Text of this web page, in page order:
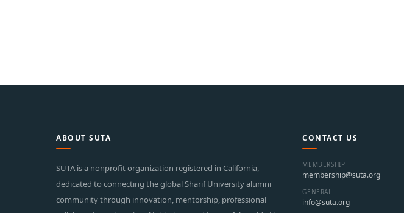
ABOUT SUTA
SUTA is a nonprofit organization registered in California,
dedicated to connecting the global Sharif University alumni
community through innovation, mentorship, professional
CONTACT US
MEMBERSHIP
membership@suta.org
GENERAL
info@suta.org